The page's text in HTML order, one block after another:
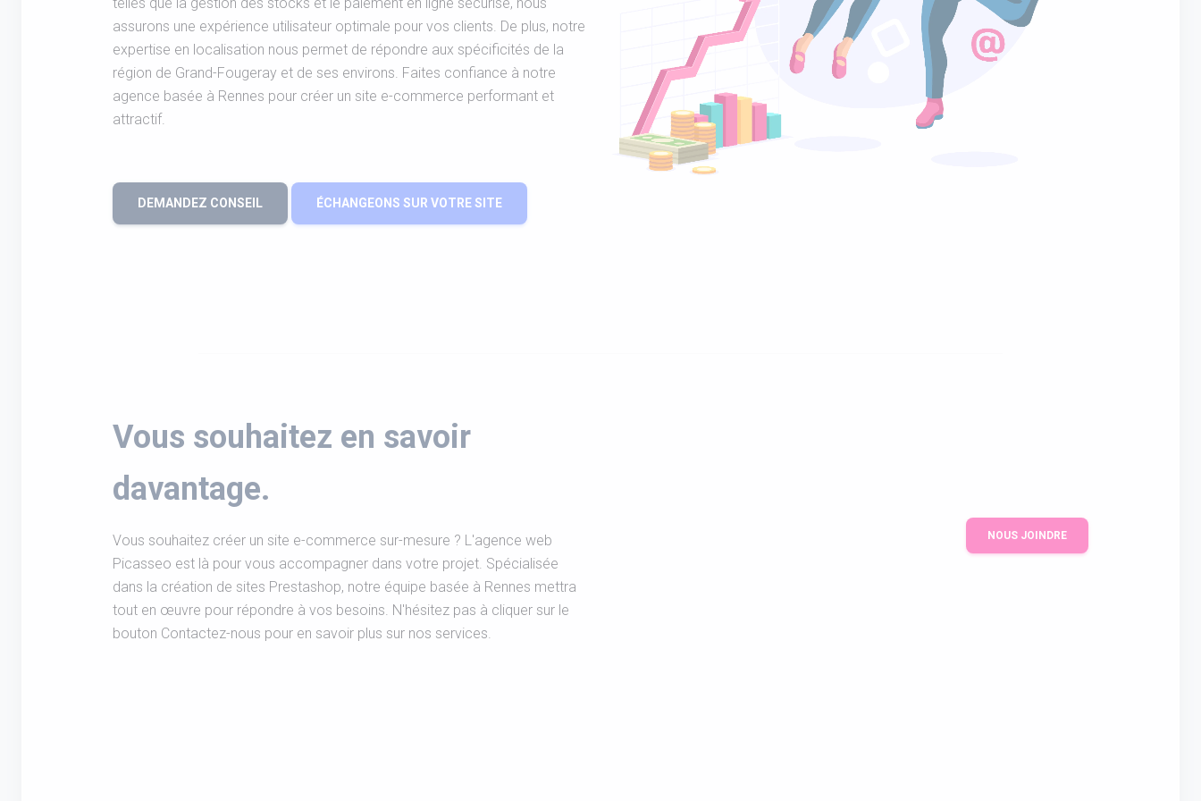
assurons une expérience utilisateur optimale pour vos clients. De plus, notre
expertise en localisation nous permet de répondre aux spécificités de la
région de Grand-Fougeray et de ses environs. Faites confiance à notre
agence basée à Rennes pour créer un site e-commerce performant et
attractif.
DEMANDEZ CONSEIL ÉCHANGEONS SUR VOTRE SITE
Vous souhaitez en savoir
davantage.
Vous souhaitez créer un site e-commerce sur-mesure ? L'agence web
Picasseo est là pour vous accompagner dans votre projet. Spécialisée
dans la création de sites Prestashop, notre équipe basée à Rennes mettra
tout en œuvre pour répondre à vos besoins. N'hésitez pas à cliquer sur le
bouton Contactez-nous pour en savoir plus sur nos services.
NOUS JOINDRE